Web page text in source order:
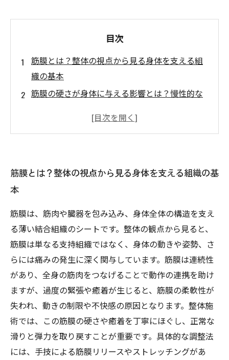
目次
筋膜とは？整体の視点から見る身体を支える組
織の基本
筋膜の硬さが身体に与える影響とは？慢性的な
整体で診る筋膜の状態をチェック！筋膜の癒着
ケアのステップ
でのストーリー
整体師も注目！筋膜調整が身体機能に与える深
い影響
筋膜知識を活かして自宅でできるセルフケア方
法まとめ
筋膜とは？整体の視点から見る身体を支える組織の基
本
筋膜は、筋肉や臓器を包み込み、身体全体の構造を支え
る薄い結合組織のシートです。整体の観点から見ると、
筋膜は単なる支持組織ではなく、身体の動きや姿勢、さ
らには痛みの発生に深く関与しています。筋膜は連続性
があり、全身の筋肉をつなげることで動作の連携を助け
ますが、過度の緊張や癒着が生じると、筋膜の柔軟性が
失われ、動きの制限や不快感の原因となります。整体施
術では、この筋膜の硬さや癒着を丁寧にほぐし、正常な
滑りと弾力を取り戻すことが重要です。具体的な調整法
には、手技による筋膜リリースやストレッチングがあ